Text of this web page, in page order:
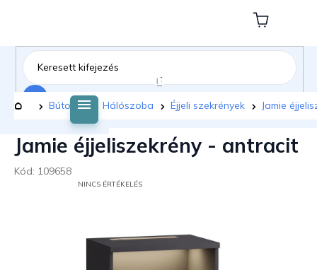
tartalomhoz
Kosár
Kezdőlap
Bútorok Hálószoba Éjjeli szekrények Jamie
Jamie éjjeliszekrény - antracit
Kód: 109658
NINCS ÉRTÉKELÉS